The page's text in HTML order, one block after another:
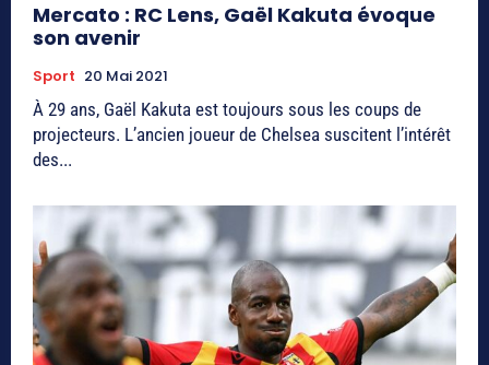
Mercato : RC Lens, Gaël Kakuta évoque
son avenir
Sport 20 Mai 2021
À 29 ans, Gaël Kakuta est toujours sous les coups de
projecteurs. L’ancien joueur de Chelsea suscitent l’intérêt
des...